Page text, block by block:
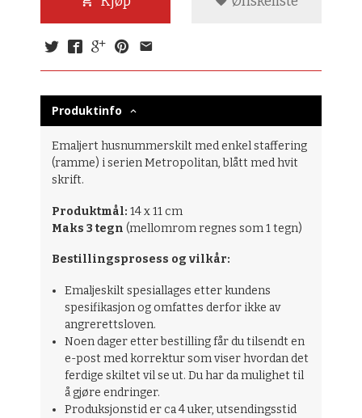
Produktinfo
Emaljert husnummerskilt med enkel staffering
(ramme) i serien Metropolitan, blått med hvit
skrift.
Produktmål: 14 x 11 cm
Maks 3 tegn(mellomrom regnes som 1 tegn)
Bestillingsprosess og vilkår:
Emaljeskilt spesiallages etter kundens
spesifikasjon og omfattes derfor ikke av
angrerettsloven.
Noen dager etter bestilling får du tilsendt en
e-post med korrektur som viser hvordan det
ferdige skiltet vil se ut. Du har da mulighet til
å gjøre endringer.
Produksjonstid er ca 4 uker, utsendingsstid